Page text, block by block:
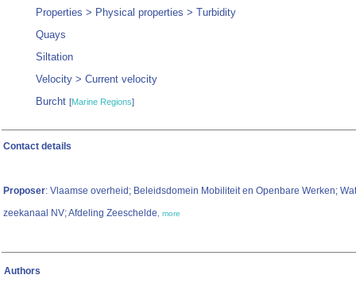
Properties > Physical properties > Turbidity
Quays
Siltation
Velocity > Current velocity
Burcht [Marine Regions]
Contact details
Proposer: Vlaamse overheid; Beleidsdomein Mobiliteit en Openbare Werken;
zeekanaal NV; Afdeling Zeeschelde, more
Authors